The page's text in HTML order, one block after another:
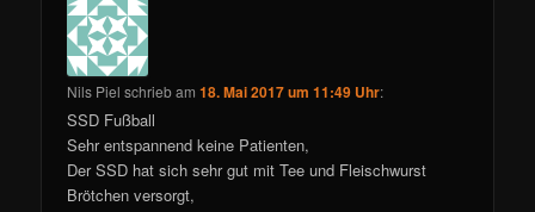
Nils Piel schriebam18. Mai 2017 um 11:49 Uhr:
SSD Fußball
Sehr entspannend keine Patienten,
Der SSD hat sich sehr gut mit Tee und Fleischwurst
Brötchen versorgt,